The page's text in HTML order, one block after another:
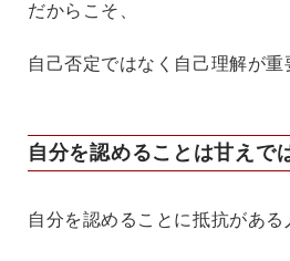
だからこそ、
自己否定ではなく自己理解が重
自分を認めることは甘えで
自分を認めることに抵抗がある